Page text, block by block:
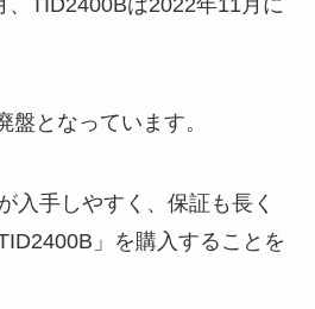
となっています。
入手しやすく、保証も長く
」を購入することを